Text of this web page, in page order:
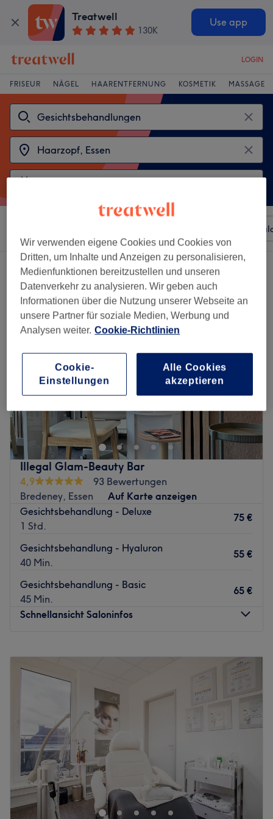
Treatwell
130K
Use app
LOGIN
FRISEUR NÄGEL HAARENTFERNUNG KOSMETIK MASSAGE
2 Salons die anbieten:
gesichtsbehandlungen in der Nähe von Haarzopf, Essen
Illegal Glam-Beauty Bar
4,9
93 Bewertungen
Bredeney, Essen
Auf Karte anzeigen
Gesichtsbehandlung - Deluxe
1 Std.
75 €
Gesichtsbehandlung - Hyaluron
40 Min.
55 €
Gesichtsbehandlung - Basic
45 Min.
65 €
Schnellansicht Saloninfos
18:00
Mittwoch
09:00
15:00
Donnerstag
09:00–
18:00
09:00
Samstag
09:00 –18:00
Sonntag
🖤 Illegal Glam – Deine Beauty Bar in Essen-Bredeney
Willkommen beiIllegal Glam – Deine Beauty Bar in
Essen-Bredeney!
Hier dreht sich alles um Schönheit, Entspannung und dein
Wir verwenden eigene Cookies und Cookies von
Dritten, um Inhalte und Anzeigen zu personalisieren,
Medienfunktionen bereitzustellen und unseren
Datenverkehr zu analysieren. Wir geben auch
Informationen über die Nutzung unserer Webseite an
unsere Partner für soziale Medien, Werbung und
Analysen weiter. Cookie-Richtlinien
Cookie-
Einstellungen
Alle Cookies
akzeptieren